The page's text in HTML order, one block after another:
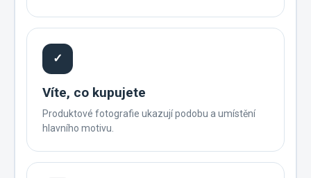
✓
Víte, co kupujete
Produktové fotografie ukazují podobu a umístění
hlavního motivu.